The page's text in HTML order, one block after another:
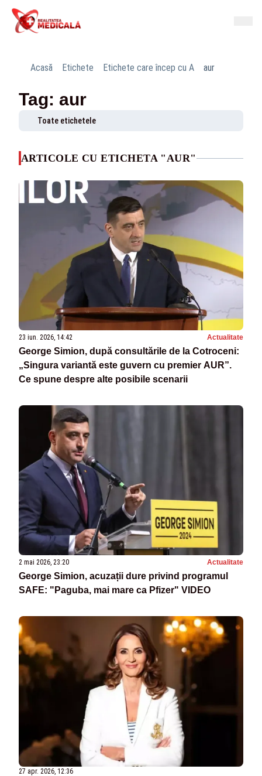
Acasă Etichete Etichete care încep cu A aur
Tag: aur
Toate etichetele
ARTICOLE CU ETICHETA "AUR"
23 iun. 2026, 14:42 Actualitate
George Simion, după consultările de la Cotroceni:
„Singura variantă este guvern cu premier AUR”.
Ce spune despre alte posibile scenarii
2 mai 2026, 23:20 Actualitate
George Simion, acuzații dure privind programul
SAFE: "Paguba, mai mare ca Pfizer" VIDEO
27 apr. 2026, 12:36